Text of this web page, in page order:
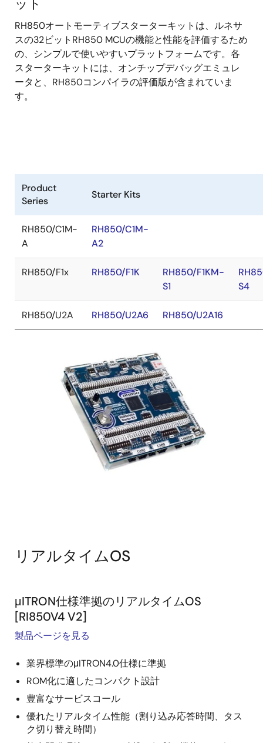
ット
RH850オートモーティブスターターキットは、ルネサ
スの32ビットRH850 MCUの機能と性能を評価するため
の、シンプルで使いやすいプラットフォームです。各
スターターキットには、オンチップデバッグエミュレ
ータと、RH850コンパイラの評価版が含まれていま
す。
Product
Series
Starter Kits
RH850/C1M-
A
RH850/C1M-
A2
RH850/F1x RH850/F1K
RH850/F1KM-
S1
S4
RH850/U2A RH850/U2A6 RH850/U2A16
リアルタイムOS
μITRON仕様準拠のリアルタイムOS
[RI850V4 V2]
製品ページを見る
業界標準のμITRON4.0仕様に準拠
ROM化に適したコンパクト設計
豊富なサービスコール
優れたリアルタイム性能（割り込み応答時間、タス
ク切り替え時間）